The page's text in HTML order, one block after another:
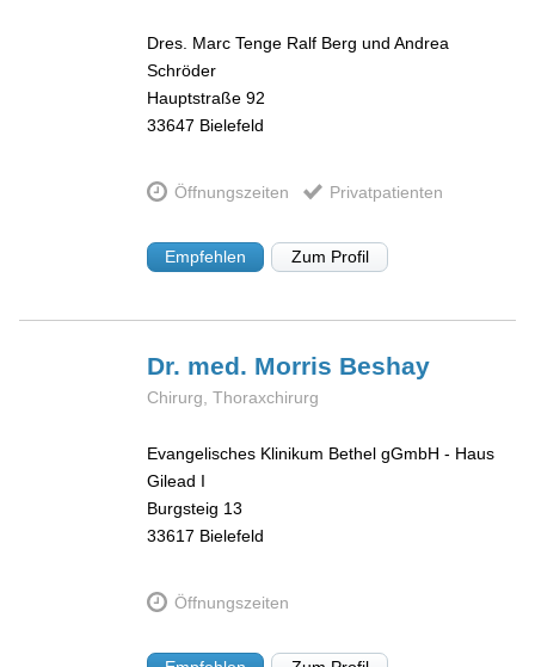
Dres. Marc Tenge Ralf Berg und Andrea
Schröder
Hauptstraße 92
33647 Bielefeld
Öffnungszeiten Privatpatienten
Empfehlen Zum Profil
Dr. med. Morris Beshay
Chirurg, Thoraxchirurg
Evangelisches Klinikum Bethel gGmbH - Haus
Gilead I
Burgsteig 13
33617 Bielefeld
Öffnungszeiten